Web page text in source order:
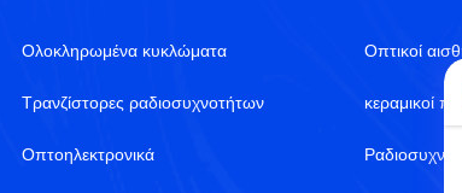
Ολοκληρωμένα κυκλώματα
Τρανζίστορες ραδιοσυχνοτήτων
Οπτοηλεκτρονικά
Οπτικοί
κεραμικοί